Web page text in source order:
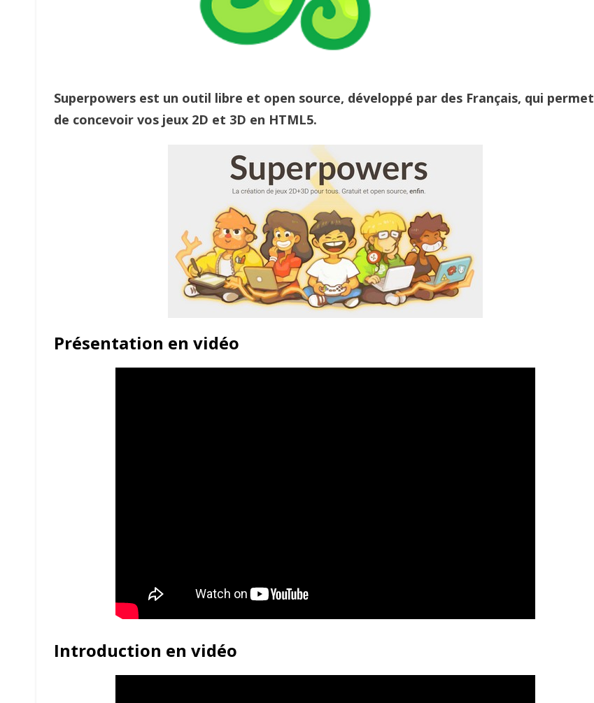
Superpowers est un outil libre et open source, développé par des Français, qui permet
de concevoir vos jeux 2D et 3D en HTML5.
Présentation en vidéo
Introduction en vidéo